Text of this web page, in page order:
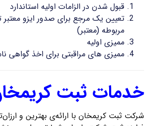
قبول شدن در الزامات اولیه استاندارد
تعیین یک مرجع برای صدور ایزو
مربوطه (معتبر)
ممیزی اولیه
ممیزی های مراقبتی برای اخذ گواهی
خدمات ثبت
شرکت ثبت کریمخان با ارائه‌ی بهترین و